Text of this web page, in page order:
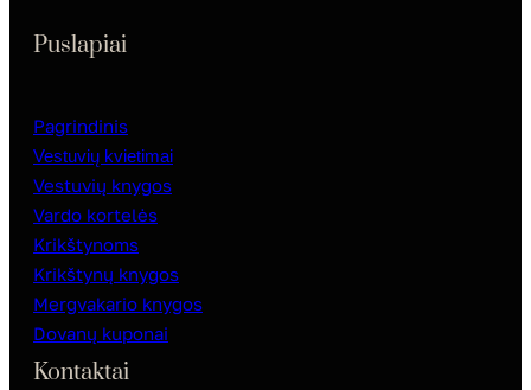
Puslapiai
Pagrindinis
Vestuvių kvietimai
Vestuvių knygos
Vardo kortelės
Krikštynoms
Krikštynų knygos
Mergvakario knygos
Dovanų kuponai
Kontaktai